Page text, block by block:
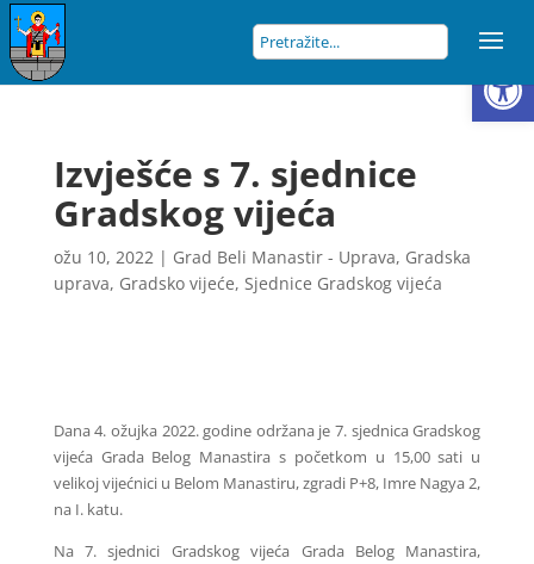
Izvješće s 7. sjednice
Gradskog vijeća
ožu 10, 2022| Grad Beli Manastir - Uprava, Gradska
uprava, Gradsko vijeće, Sjednice Gradskog vijeća
Dana 4. ožujka 2022. godine održana je 7. sjednica Gradskog
vijeća Grada Belog Manastira s početkom u 15,00 sati u
velikoj vijećnici u Belom Manastiru, zgradi P+8, Imre Nagya 2,
na I. katu.
Na 7. sjednici Gradskog vijeća Grada Belog Manastira,